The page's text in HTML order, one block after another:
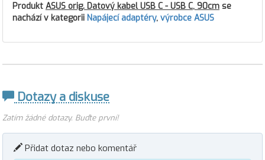
Produkt ASUS orig. Datový kabel USB C - USB C, 90cm se
nachází v kategorii Napájecí adaptéry, výrobce ASUS
Dotazy a diskuse
Zatím žádné dotazy. Buďte první!
Přidat dotaz nebo komentář